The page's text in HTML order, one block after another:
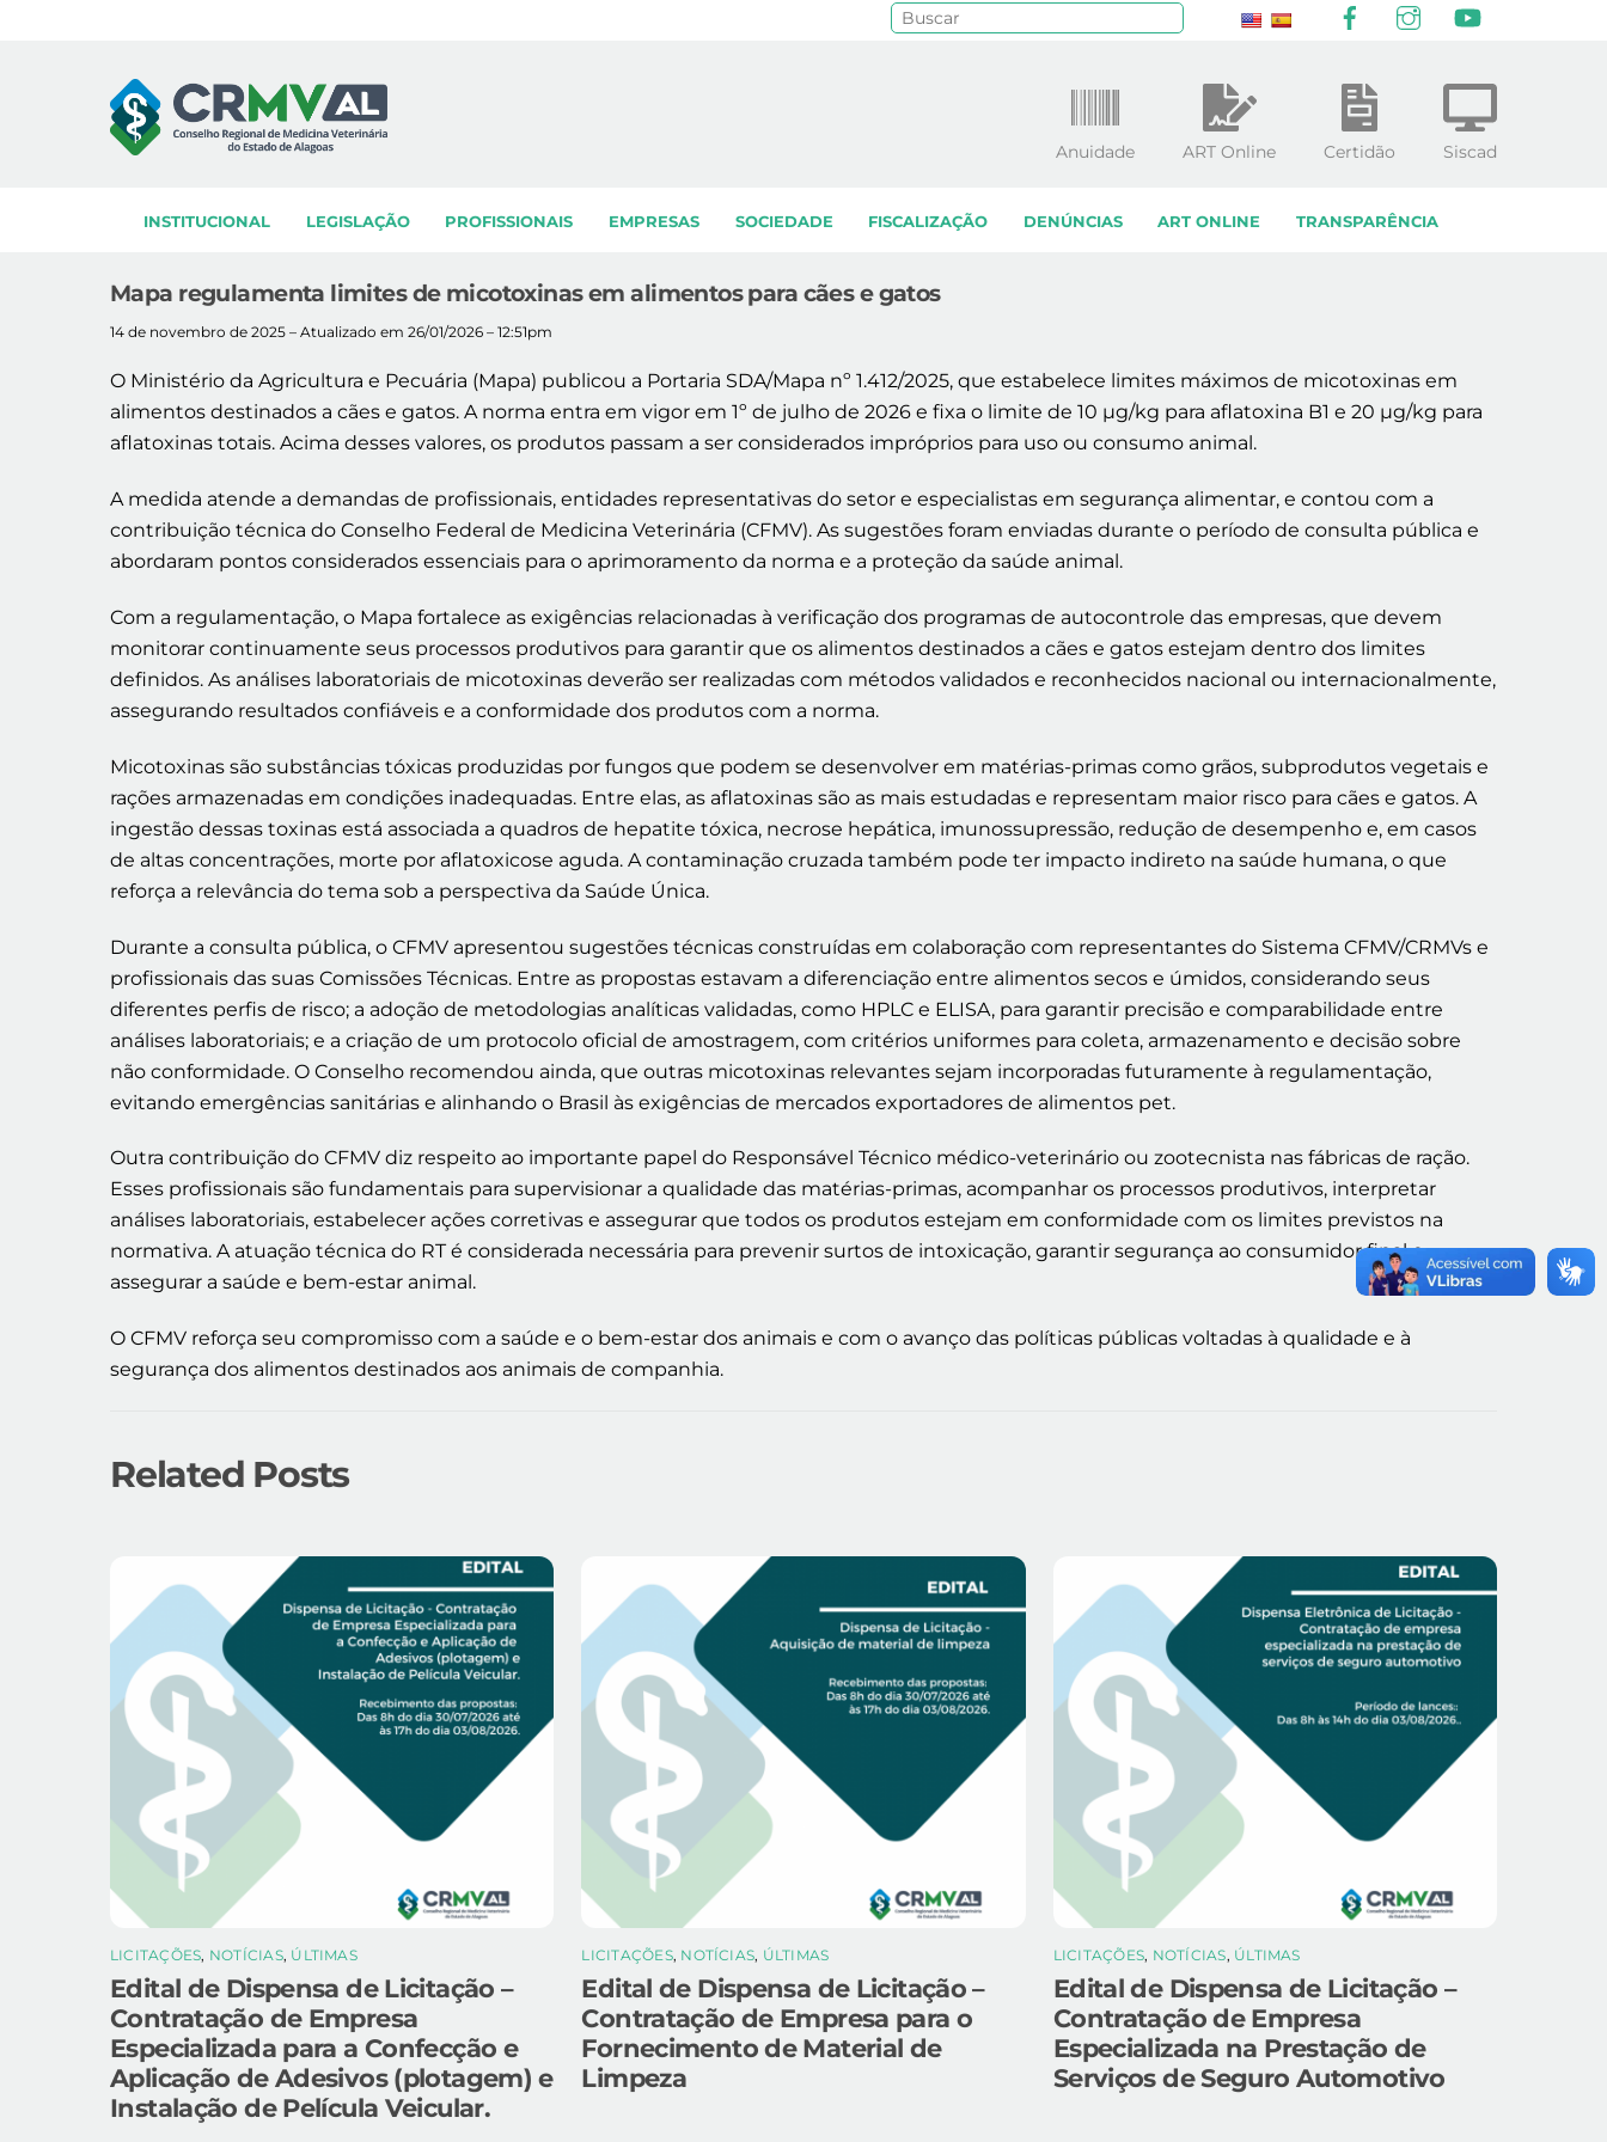
INSTITUCIONAL LEGISLAÇÃO PROFISSIONAIS EMPRESAS SOCIEDADE FISCALIZAÇÃO DENÚNCIAS ART ONLINE TRANSPARÊNCIA
Anuidade ART Online Certidão Siscad
Mapa regulamenta limites de micotoxinas em alimentos para cães e gatos
14 de novembro de 2025 – Atualizado em 26/01/2026 – 12:51pm
O Ministério da Agricultura e Pecuária (Mapa) publicou a Portaria SDA/Mapa nº 1.412/2025, que estabelece limites máximos de micotoxinas em
alimentos destinados a cães e gatos. A norma entra em vigor em 1º de julho de 2026 e fixa o limite de 10 µg/kg para aflatoxina B1 e 20 µg/kg para
aflatoxinas totais. Acima desses valores, os produtos passam a ser considerados impróprios para uso ou consumo animal.
A medida atende a demandas de profissionais, entidades representativas do setor e especialistas em segurança alimentar, e contou com a
contribuição técnica do Conselho Federal de Medicina Veterinária (CFMV). As sugestões foram enviadas durante o período de consulta pública e
abordaram pontos considerados essenciais para o aprimoramento da norma e a proteção da saúde animal.
Com a regulamentação, o Mapa fortalece as exigências relacionadas à verificação dos programas de autocontrole das empresas, que devem
monitorar continuamente seus processos produtivos para garantir que os alimentos destinados a cães e gatos estejam dentro dos limites
definidos. As análises laboratoriais de micotoxinas deverão ser realizadas com métodos validados e reconhecidos nacional ou internacionalmente,
assegurando resultados confiáveis e a conformidade dos produtos com a norma.
Micotoxinas são substâncias tóxicas produzidas por fungos que podem se desenvolver em matérias-primas como grãos, subprodutos vegetais e
rações armazenadas em condições inadequadas. Entre elas, as aflatoxinas são as mais estudadas e representam maior risco para cães e gatos. A
ingestão dessas toxinas está associada a quadros de hepatite tóxica, necrose hepática, imunossupressão, redução de desempenho e, em casos
de altas concentrações, morte por aflatoxicose aguda. A contaminação cruzada também pode ter impacto indireto na saúde humana, o que
reforça a relevância do tema sob a perspectiva da Saúde Única.
Durante a consulta pública, o CFMV apresentou sugestões técnicas construídas em colaboração com representantes do Sistema CFMV/CRMVs e
profissionais das suas Comissões Técnicas. Entre as propostas estavam a diferenciação entre alimentos secos e úmidos, considerando seus
diferentes perfis de risco; a adoção de metodologias analíticas validadas, como HPLC e ELISA, para garantir precisão e comparabilidade entre
análises laboratoriais; e a criação de um protocolo oficial de amostragem, com critérios uniformes para coleta, armazenamento e decisão sobre
não conformidade. O Conselho recomendou ainda, que outras micotoxinas relevantes sejam incorporadas futuramente à regulamentação,
evitando emergências sanitárias e alinhando o Brasil às exigências de mercados exportadores de alimentos pet.
Outra contribuição do CFMV diz respeito ao importante papel do Responsável Técnico médico-veterinário ou zootecnista nas fábricas de ração.
Esses profissionais são fundamentais para supervisionar a qualidade das matérias-primas, acompanhar os processos produtivos, interpretar
análises laboratoriais, estabelecer ações corretivas e assegurar que todos os produtos estejam em conformidade com os limites previstos na
normativa. A atuação técnica do RT é considerada necessária para prevenir surtos de intoxicação, garantir segurança ao consumidor final e
assegurar a saúde e bem-estar animal.
O CFMV reforça seu compromisso com a saúde e o bem-estar dos animais e com o avanço das políticas públicas voltadas à qualidade e à
segurança dos alimentos destinados aos animais de companhia.
Related Posts
LICITAÇÕES, NOTÍCIAS, ÚLTIMAS
Edital de Dispensa de Licitação –
Contratação de Empresa
Especializada para a Confecção e
Aplicação de Adesivos (plotagem) e
Instalação de Película Veicular.
LICITAÇÕES, NOTÍCIAS, ÚLTIMAS
Edital de Dispensa de Licitação –
Contratação de Empresa para o
Fornecimento de Material de
Limpeza
LICITAÇÕES, NOTÍCIAS, ÚLTIMAS
Edital de Dispensa de Licitação –
Contratação de Empresa
Especializada na Prestação de
Serviços de Seguro Automotivo